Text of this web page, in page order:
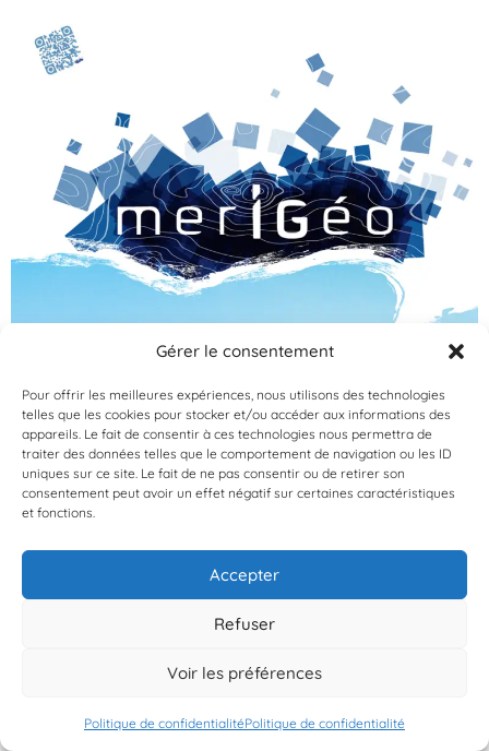
Gérer le consentement
Pour offrir les meilleures expériences, nous utilisons des technologies
telles que les cookies pour stocker et/ou accéder aux informations des
appareils. Le fait de consentir à ces technologies nous permettra de
traiter des données telles que le comportement de navigation ou les ID
uniques sur ce site. Le fait de ne pas consentir ou de retirer son
consentement peut avoir un effet négatif sur certaines caractéristiques
et fonctions.
Accepter
Refuser
Voir les préférences
Politique de confidentialitéPolitique de confidentialité
Le colloque national bisannuel sur la géomatique
mars 2025, co-organisé par l’Ifremer, l’OFB et le SHOM.
Lors de la session poster, Planète Mer et le CGEL ont pu
partager leurs travaux et notamment une modélisation
spatiale (cartographie) des macro-algues brunes à
l’échelle de […]
Explorons ensemble les
futurs possibles au TURFU